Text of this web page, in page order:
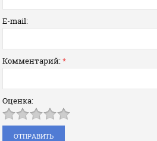
E-mail:
Комментарий:*
Оценка: